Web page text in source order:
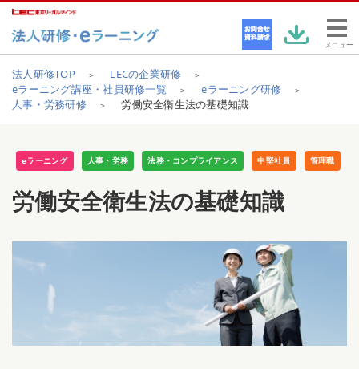
メニュー
法人研修TOP
LECの企業研修
eラーニング講座・社員研修一覧
eラーニング研修
人事・労務研修
労働安全衛生法の基礎知識
eラーニング 人事・労務 法務・コンプライアンス 中堅社員 管理職
労働安全衛生法の基礎知識